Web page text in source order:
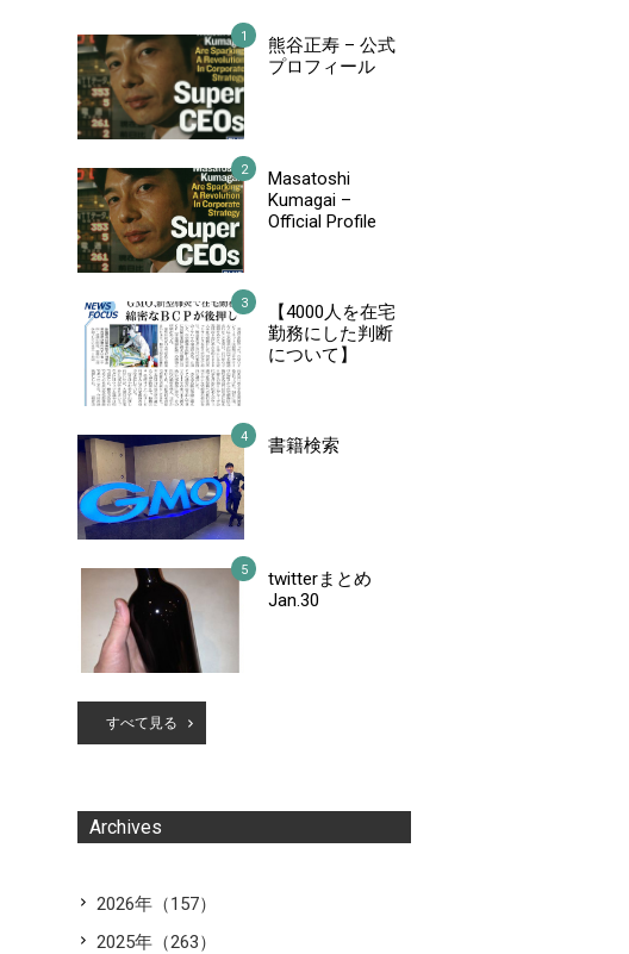
熊谷正寿 – 公式
プロフィール
Masatoshi
Kumagai –
Official Profile
【4000人を在宅
勤務にした判断
について】
書籍検索
twitterまとめ
Jan.30
すべて見る
Archives
2026年（157）
2025年（263）